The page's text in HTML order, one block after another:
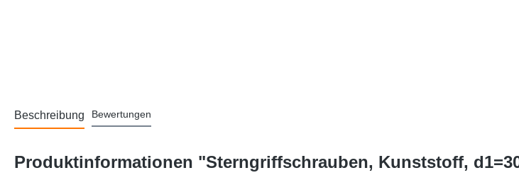
Beschreibung Bewertungen
Produktinformationen "Sterngriffschrauben, Kunststoff,